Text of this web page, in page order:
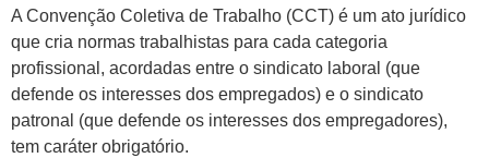
A Convenção Coletiva de Trabalho (CCT) é um ato jurídico
que cria normas trabalhistas para cada categoria
profissional, acordadas entre o sindicato laboral (que
defende os interesses dos empregados) e o sindicato
patronal (que defende os interesses dos empregadores),
tem caráter obrigatório.